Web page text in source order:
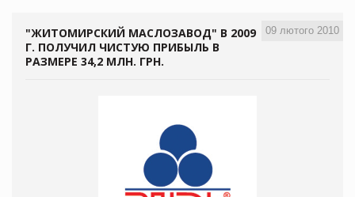
09 лютого 2010
"ЖИТОМИРСКИЙ МАСЛОЗАВОД" В 2009
Г. ПОЛУЧИЛ ЧИСТУЮ ПРИБЫЛЬ В
РАЗМЕРЕ 34,2 МЛН. ГРН.